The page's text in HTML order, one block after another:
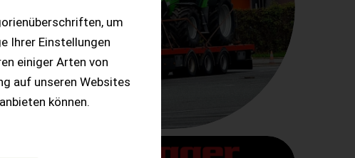
um
Ihrer Einstellungen
einiger Arten von
auf unseren Websites
können.